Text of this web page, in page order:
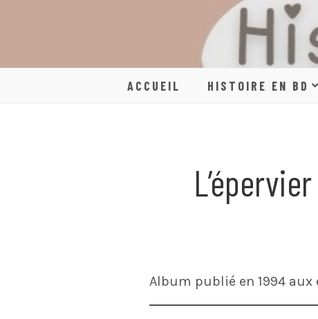
ACCUEIL HISTOIRE EN BD
Album publié en 1994